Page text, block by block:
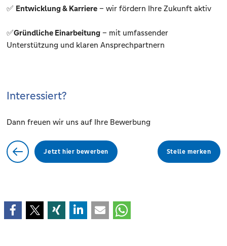
✅ Entwicklung & Karriere – wir fördern Ihre Zukunft aktiv
✅Gründliche Einarbeitung – mit umfassender
Unterstützung und klaren Ansprechpartnern
Interessiert?
Dann freuen wir uns auf Ihre Bewerbung
Jetzt hier bewerben Stelle merken